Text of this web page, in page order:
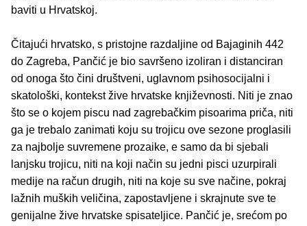
baviti u Hrvatskoj.
Čitajući hrvatsko, s pristojne razdaljine od Bajaginih 442
do Zagreba, Pančić je bio savršeno izoliran i distanciran
od onoga što čini društveni, uglavnom psihosocijalni i
skatološki, kontekst žive hrvatske književnosti. Niti je znao
što se o kojem piscu nad zagrebačkim pisoarima priča, niti
ga je trebalo zanimati koju su trojicu ove sezone proglasili
za najbolje suvremene prozaike, e samo da bi sjebali
lanjsku trojicu, niti na koji način su jedni pisci uzurpirali
medije na račun drugih, niti na koje su sve načine, pokraj
lažnih muških veličina, zapostavljene i skrajnute sve te
genijalne žive hrvatske spisateljice. Pančić je, srećom po